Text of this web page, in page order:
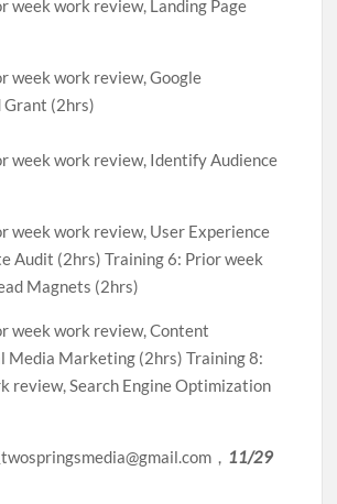
week work review, Landing Page
week work review, Google
Grant (2hrs)
week work review, Identify Audience
week work review, User Experience
Audit (2hrs) Training 6: Prior week
Magnets (2hrs)
week work review, Content
Media Marketing (2hrs) Training 8:
review, Search Engine Optimization
， 11/29